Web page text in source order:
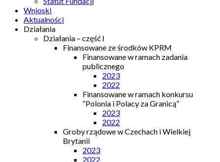
Wnioski
Aktualności
Działania
Działania – część I
Finansowane ze środków KPRM
Finansowane w ramach zadania
publicznego
2023
2022
Finansowane w ramach konkursu
“Polonia i Polacy za Granicą”
2023
2022
Groby rządowe w Czechach i Wielkiej
Brytanii
2023
2022